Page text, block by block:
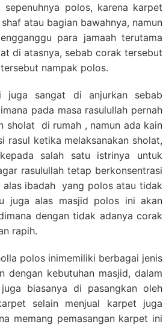
polos, karena karpet
atau bagian bawahnya, namun
para jamaah terutama
di atasnya, sebab corak tersebut
nampak polos.
juga sangat di anjurkan sebab
pada masa rasulullah pernah
sholat di rumah , namun ada kain
rasul ketika melaksanakan sholat,
salah satu istrinya untuk
rasulullah tetap berkonsentrasi
alas ibadah yang polos atau tidak
juga alas masjid polos ini akan
dengan tidak adanya corak
rapih.
polos inimemiliki berbagai jenis
dengan kebutuhan masjid, dalam
biasanya di pasangkan oleh
selain menjual karpet juga
memang pemasangan karpet ini